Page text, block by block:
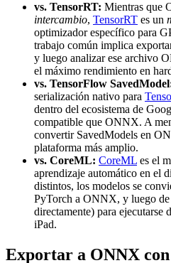
vs. TensorRT: Mientras que
intercambio, TensorRT es un
optimizador específico para
trabajo común implica
y luego analizar ese archivo
el máximo rendimiento en
vs. TensorFlow
serialización nativo para
dentro del ecosistema de
compatible que ONNX. A
convertir SavedModels en
plataforma más amplio.
vs. CoreML: CoreML es el
aprendizaje automático en el
distintos, los modelos se
PyTorch a ONNX, y luego
directamente) para ejecutarse
iPad.
Exportar a ONNX